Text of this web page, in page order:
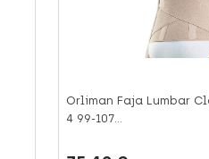
Orliman Faja Lumbar
4 99-107...